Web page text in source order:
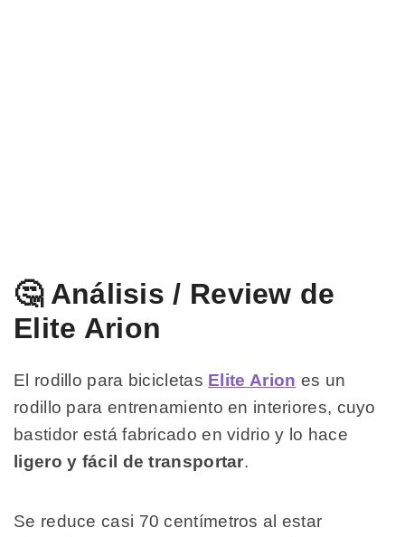
🤔 Análisis / Review de
Elite Arion
El rodillo para bicicletas Elite Arion es un
rodillo para entrenamiento en interiores, cuyo
bastidor está fabricado en vidrio y lo hace
ligero y fácil de transportar.
Se reduce casi 70 centímetros al estar